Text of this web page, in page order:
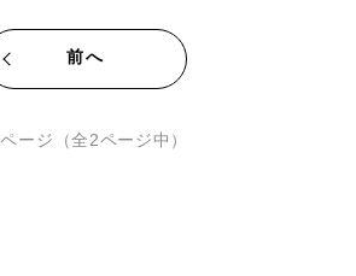
前へ
ージ（全2ページ中）